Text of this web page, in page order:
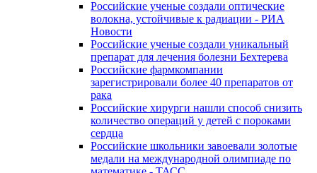
Российские ученые создали оптические
волокна, устойчивые к радиации - РИА
Новости
Российские ученые создали уникальный
препарат для лечения болезни Бехтерева
Российские фармкомпании
зарегистрировали более 40 препаратов от
рака
Российские хирурги нашли способ снизить
количество операций у детей с пороками
сердца
Российские школьники завоевали золотые
медали на международной олимпиаде по